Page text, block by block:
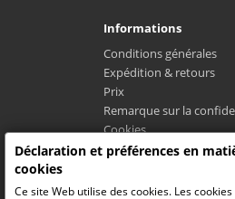
Informations
Conditions générales
Expédition & retours
Prix
Remarque sur la
Cookies
LPMC
Déclaration et préférences en
cookies
Ce site Web utilise des cookies. Les cookies